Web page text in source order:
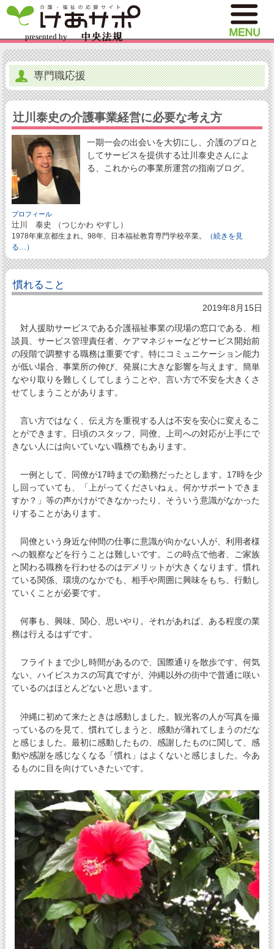
専門職応援
辻川泰史の介護事業経営に必要な考え方
一期一会の出会いを大切にし、介護のプロと
してサービスを提供する辻川泰史さんによ
る、これからの事業所運営の指南ブログ。
プロフィール
辻川 泰史 （つじかわ やすし）
1978年東京都生まれ。98年、日本福祉教育専門学校卒業。
（続きを見
る…）
慣れること
2019年8月15日
対人援助サービスである介護福祉事業の現場の窓口である、相
談員、サービス管理責任者、ケアマネジャーなどサービス開始前
の段階で調整する職務は重要です。特にコミュニケーション能力
が低い場合、事業所の伸び、発展に大きな影響を与えます。簡単
なやり取りを難しくしてしまうことや、言い方で不安を大きくさ
せてしまうことがあります。
言い方ではなく、伝え方を重視する人は不安を安心に変えるこ
とができます。日頃のスタッフ、同僚、上司への対応が上手にで
きない人には向いていない職務でもあります。
一例として、同僚が17時までの勤務だったとします。17時を少
し回っていても、「上がってくださいねぇ。何かサポートできま
すか？」等の声かけができなかったり、そういう意識がなかった
りすることがあります。
同僚という身近な仲間の仕事に意識が向かない人が、利用者様
への観察などを行うことは難しいです。この時点で他者、ご家族
と関わる職務を行わせるのはデメリットが大きくなります。慣れ
ている関係、環境のなかでも、相手や周囲に興味をもち、行動し
ていくことが必要です。
何事も、興味、関心、思いやり。それがあれば、ある程度の業
務は行えるはずです。
フライトまで少し時間があるので、国際通りを散歩です。何気
ない、ハイビスカスの写真ですが、沖縄以外の街中で普通に咲い
ているのはほとんどないと思います。
沖縄に初めて来たときは感動しました。観光客の人が写真を撮
っているのを見て、慣れてしまうと、感動が薄れてしまうのだな
と感じました。最初に感動したもの、感謝したものに関して、感
動や感謝を感じなくなる「慣れ」はよくないと感じました。今あ
るものに目を向けていきたいです。